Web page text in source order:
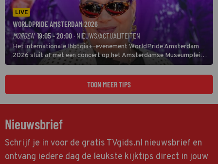
LIVE
WORLDPRIDE AMSTERDAM 2026
MORGEN 19:05 - 20:00· NIEUWS/ACTUALITEITEN
Het internationale lhbtqia+-evenement WorldPride Amsterdam
2026 sluit af met een concert op het Amsterdamse Museumplein.
Anita Doth is een van de optredende artiesten. In de jaren 90
veroverde ze de wereld als zangeres van 2Unlimited.
TOON MEER TIPS
Nieuwsbrief
Schrijf je in voor de gratis TVgids.nl nieuwsbrief en
ontvang iedere dag de leukste kijktips direct in jouw